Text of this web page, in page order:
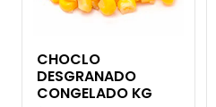
CHOCLO
DESGRANADO
CONGELADO KG